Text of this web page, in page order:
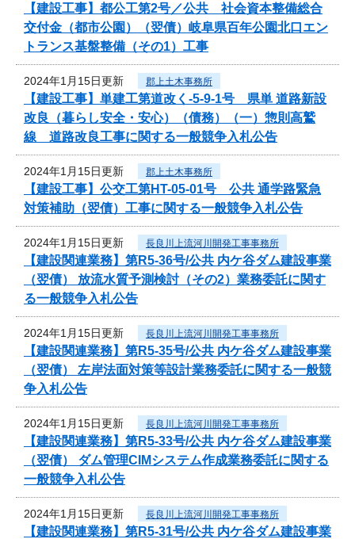
【建設工事】都公工第2号／公共 社会資本整備総合
交付金（都市公園）（翌債）岐阜県百年公園北口エン
トランス基盤整備（その1）工事
2024年1月15日更新 郡上土木事務所
【建設工事】単建工第道改く-5-9-1号 県単 道路新設
改良（暮らし安全・安心）（債務）（一）惣則高鷲
線 道路改良工事に関する一般競争入札公告
2024年1月15日更新 郡上土木事務所
【建設工事】公交工第HT-05-01号 公共 通学路緊急
対策補助（翌債）工事に関する一般競争入札公告
2024年1月15日更新 長良川上流河川開発工事事務所
【建設関連業務】第R5-36号/公共 内ケ谷ダム建設事業
（翌債） 放流水質予測検討（その2）業務委託に関す
る一般競争入札公告
2024年1月15日更新 長良川上流河川開発工事事務所
【建設関連業務】第R5-35号/公共 内ケ谷ダム建設事業
（翌債） 左岸法面対策等設計業務委託に関する一般競
争入札公告
2024年1月15日更新 長良川上流河川開発工事事務所
【建設関連業務】第R5-33号/公共 内ケ谷ダム建設事業
（翌債） ダム管理CIMシステム作成業務委託に関する
一般競争入札公告
2024年1月15日更新 長良川上流河川開発工事事務所
【建設関連業務】第R5-31号/公共 内ケ谷ダム建設事業